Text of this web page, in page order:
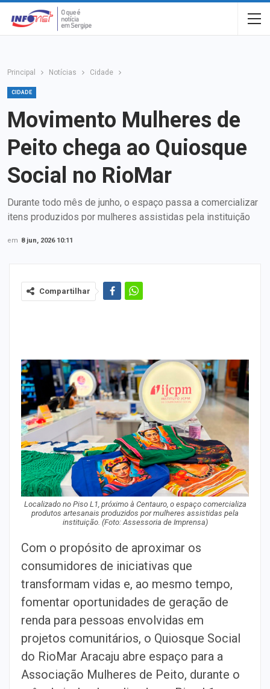
Principal Notícias Cidade
CIDADE
Movimento Mulheres de
Peito chega ao Quiosque
Social no RioMar
Durante todo mês de junho, o espaço passa a comercializar
itens produzidos por mulheres assistidas pela instituição
em 8 jun, 2026 10:11
Compartilhar
Localizado no Piso L1, próximo à Centauro, o espaço comercializa
produtos artesanais produzidos por mulheres assistidas pela
instituição. (Foto: Assessoria de Imprensa)
Com o propósito de aproximar os
consumidores de iniciativas que
transformam vidas e, ao mesmo tempo,
fomentar oportunidades de geração de
renda para pessoas envolvidas em
projetos comunitários, o Quiosque Social
do RioMar Aracaju abre espaço para a
Associação Mulheres de Peito, durante o